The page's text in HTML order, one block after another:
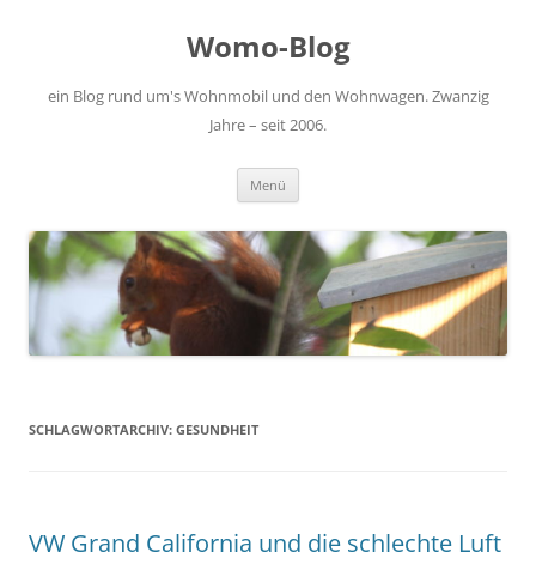
Womo-Blog
ein Blog rund um's Wohnmobil und den Wohnwagen. Zwanzig
Jahre – seit 2006.
Menü
SCHLAGWORTARCHIV: GESUNDHEIT
VW Grand California und die schlechte Luft